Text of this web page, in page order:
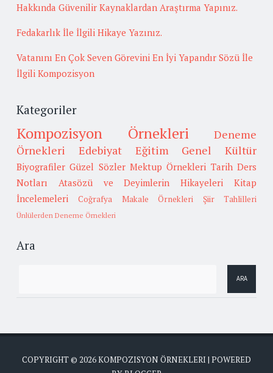
Hakkında Güvenilir Kaynaklardan Araştırma Yapınız.
Fedakarlık İle İlgili Hikaye Yazınız.
Vatanını En Çok Seven Görevini En İyi Yapandır Sözü İle
İlgili Kompozisyon
Kategoriler
Kompozisyon Örnekleri
Deneme
Örnekleri
Edebiyat Eğitim Genel Kültür
Biyografiler Güzel Sözler Mektup Örnekleri Tarih Ders
Notları
Atasözü ve Deyimlerin Hikayeleri
Kitap
İncelemeleri
Coğrafya Makale Örnekleri Şiir Tahlilleri
Ünlülerden Deneme Örnekleri
Ara
COPYRIGHT © 2026KOMPOZISYON ÖRNEKLERI | POWERED